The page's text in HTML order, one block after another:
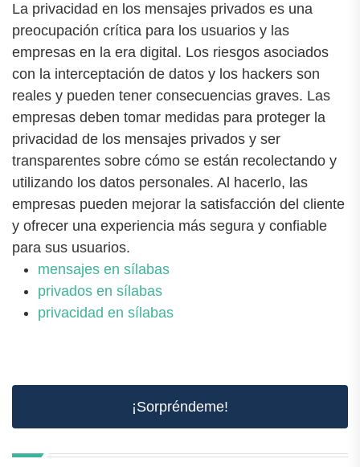
La privacidad en los mensajes privados es una
preocupación crítica para los usuarios y las
empresas en la era digital. Los riesgos asociados
con la interceptación de datos y los hackers son
reales y pueden tener consecuencias graves. Las
empresas deben tomar medidas para proteger la
privacidad de los mensajes privados y ser
transparentes sobre cómo se están recolectando y
utilizando los datos personales. Al hacerlo, las
empresas pueden mejorar la satisfacción del cliente
y ofrecer una experiencia más segura y confiable
para sus usuarios.
mensajes en sílabas
privados en sílabas
privacidad en sílabas
¡Sorpréndeme!